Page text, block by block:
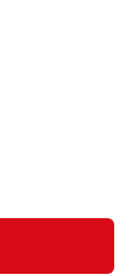
등에서의
보, 거래에 관한 책임은
을 지지 않습니다.
니다.